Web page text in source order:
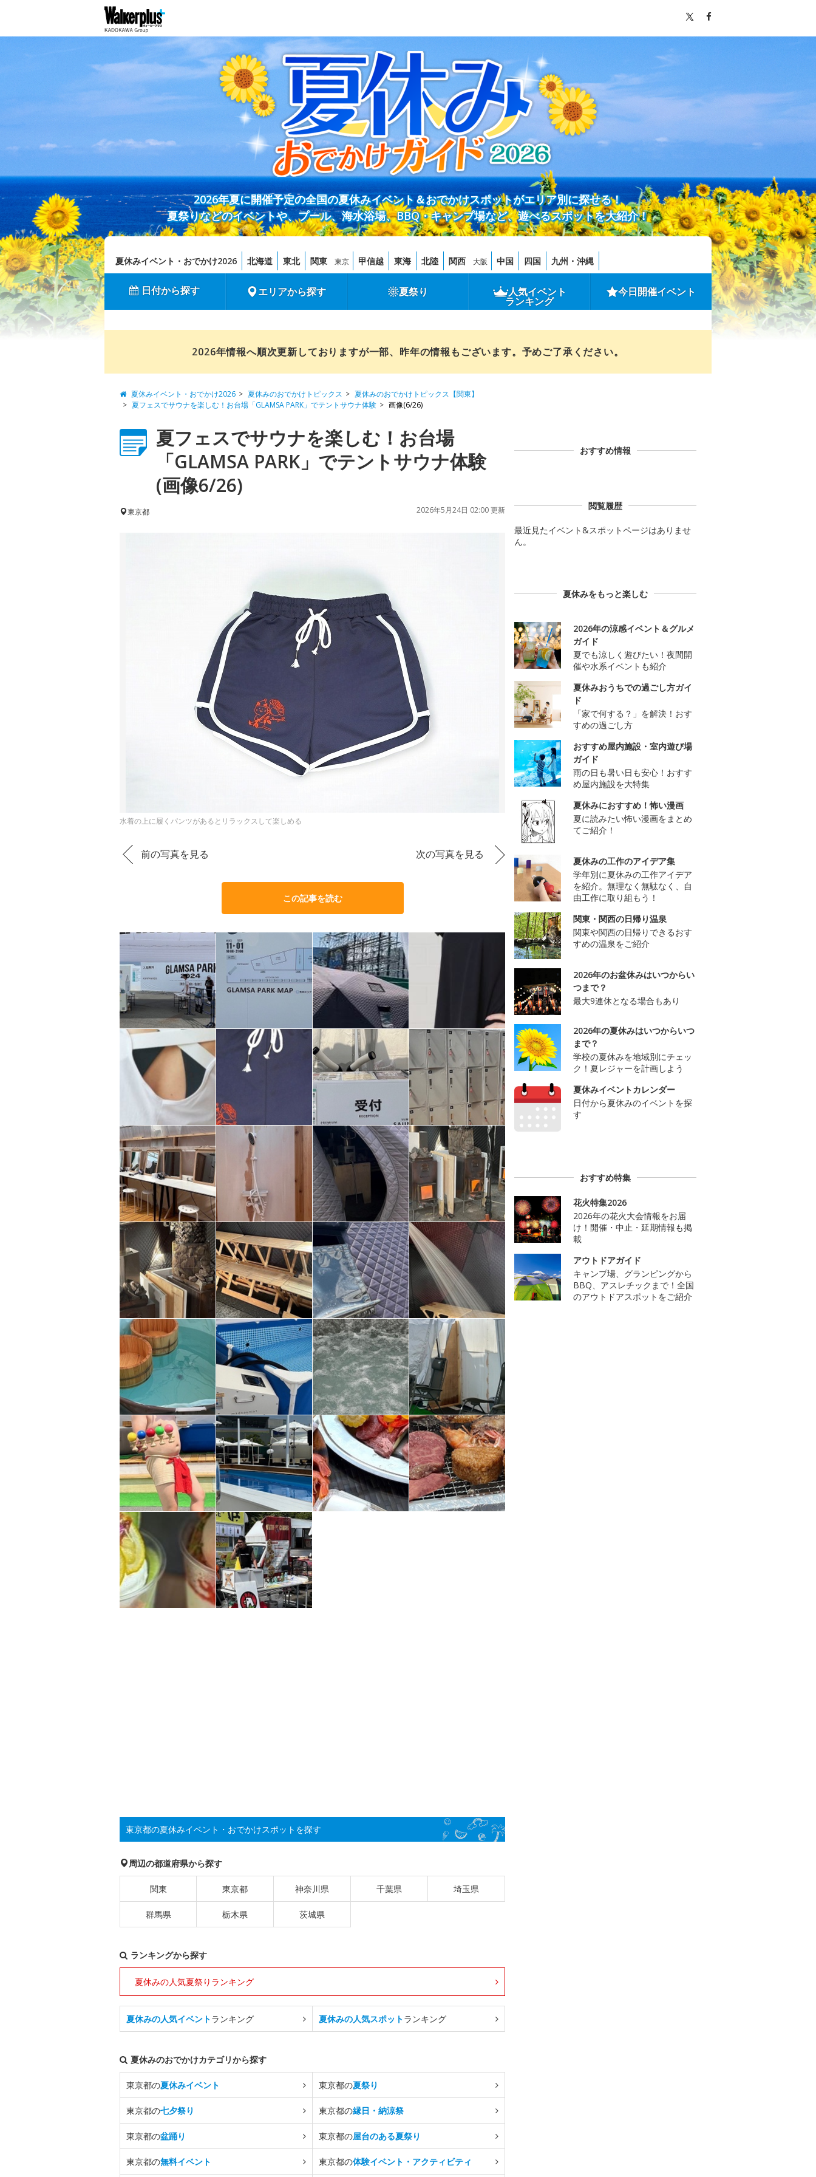
2026年夏に開催予定の全国の夏休みイベント＆おでかけスポットがエリア別に探せる！
夏祭りなどのイベントや、プール、海水浴場、BBQ・キャンプ場など、遊べるスポットを大紹介！
夏休みイベント・おでかけ2026 北海道 東北 関東 東京 甲信越 東海 北陸 関西 大阪 中国 四国 九州・沖縄
日付から探す エリアから探す 夏祭り 人気イベント
ランキング
今日開催イベント
2026年情報へ順次更新しておりますが一部、昨年の情報もございます。予めご了承ください。
夏休みイベント・おでかけ2026 夏休みのおでかけトピックス
夏休みのおでかけトピックス【関東】
夏フェスでサウナを楽しむ！お台場「GLAMSA PARK」でテントサウナ体験
画像(6/26)
夏フェスでサウナを楽しむ！お台場
「GLAMSA PARK」でテントサウナ体験
(画像6/26)
東京都 2026年5月24日 02:00 更新
水着の上に履くパンツがあるとリラックスして楽しめる
前の写真を見る 次の写真を見る
この記事を読む
東京都の夏休みイベント・おでかけスポットを探す
周辺の都道府県から探す
関東 東京都 神奈川県 千葉県 埼玉県
群馬県 栃木県 茨城県
ランキングから探す
夏休みの人気夏祭りランキング
夏休みの人気イベントランキング 夏休みの人気スポットランキング
夏休みのおでかけカテゴリから探す
東京都の夏休みイベント 東京都の夏祭り
東京都の七夕祭り 東京都の縁日・納涼祭
東京都の盆踊り 東京都の屋台のある夏祭り
東京都の無料イベント 東京都の体験イベント・アクティビティ
おすすめ情報
閲覧履歴
最近見たイベント&スポットページはありませ
ん。
夏休みをもっと楽しむ
2026年の涼感イベント＆グルメ
ガイド
夏でも涼しく遊びたい！夜間開
催や水系イベントも紹介
夏休みおうちでの過ごし方ガイ
ド
「家で何する？」を解決！おす
すめの過ごし方
おすすめ屋内施設・室内遊び場
ガイド
雨の日も暑い日も安心！おすす
め屋内施設を大特集
夏休みにおすすめ！怖い漫画
夏に読みたい怖い漫画をまとめ
てご紹介！
夏休みの工作のアイデア集
学年別に夏休みの工作アイデア
を紹介。無理なく無駄なく、自
由工作に取り組もう！
関東・関西の日帰り温泉
関東や関西の日帰りできるおす
すめの温泉をご紹介
2026年のお盆休みはいつからい
つまで？
最大9連休となる場合もあり
2026年の夏休みはいつからいつ
まで？
学校の夏休みを地域別にチェッ
ク！夏レジャーを計画しよう
夏休みイベントカレンダー
日付から夏休みのイベントを探
す
おすすめ特集
花火特集2026
2026年の花火大会情報をお届
け！開催・中止・延期情報も掲
載
アウトドアガイド
キャンプ場、グランピングから
BBQ、アスレチックまで！全国
のアウトドアスポットをご紹介